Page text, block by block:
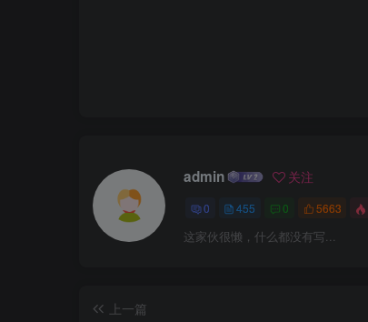
admin 关注
0 455 0 5663
这家伙很懒，什么都没有写...
上一篇